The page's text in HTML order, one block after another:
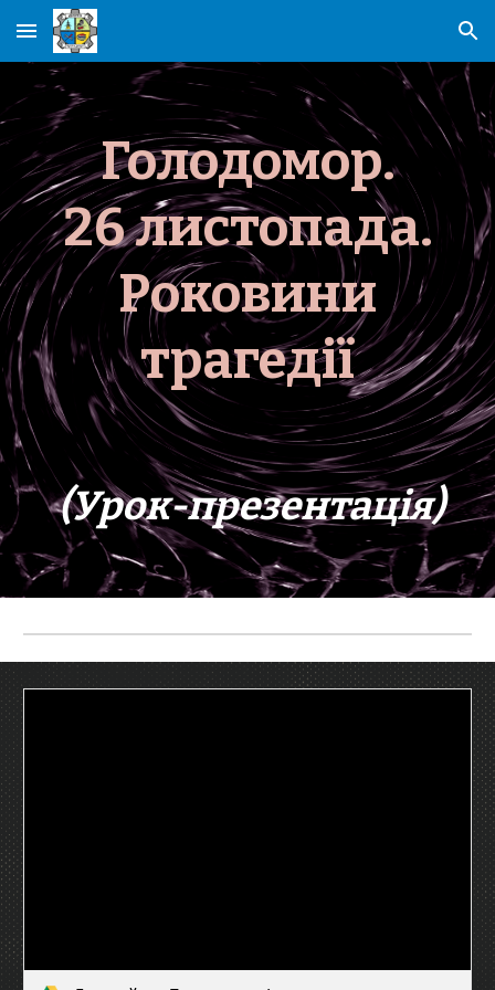
Skip to main content Skip to navigation
Голодомор.
26 листопада.
Роковини
трагедії
(Урок-презентація)